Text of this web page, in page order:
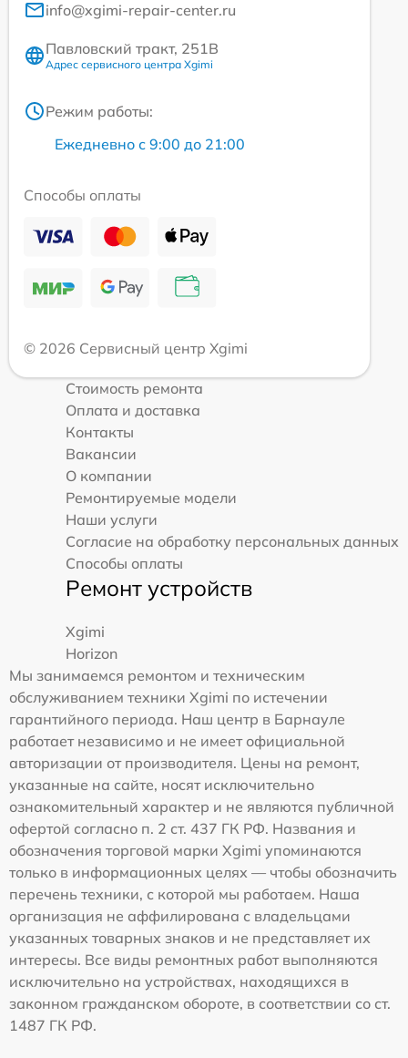
info@xgimi-repair-center.ru
Павловский тракт, 251В
Адрес сервисного центра Xgimi
Режим работы:
Ежедневно с 9:00 до 21:00
Способы оплаты
© 2026 Сервисный центр Xgimi
Стоимость ремонта
Оплата и доставка
Контакты
Вакансии
О компании
Ремонтируемые модели
Наши услуги
Согласие на обработку персональных данных
Способы оплаты
Ремонт устройств
Xgimi
Horizon
Мы занимаемся ремонтом и техническим
обслуживанием техники Xgimi по истечении
гарантийного периода. Наш центр в Барнауле
работает независимо и не имеет официальной
авторизации от производителя. Цены на ремонт,
указанные на сайте, носят исключительно
ознакомительный характер и не являются публичной
офертой согласно п. 2 ст. 437 ГК РФ. Названия и
обозначения торговой марки Xgimi упоминаются
только в информационных целях — чтобы обозначить
перечень техники, с которой мы работаем. Наша
организация не аффилирована с владельцами
указанных товарных знаков и не представляет их
интересы. Все виды ремонтных работ выполняются
исключительно на устройствах, находящихся в
законном гражданском обороте, в соответствии со ст.
1487 ГК РФ.